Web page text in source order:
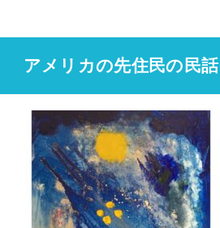
アメリカの先住民の民話